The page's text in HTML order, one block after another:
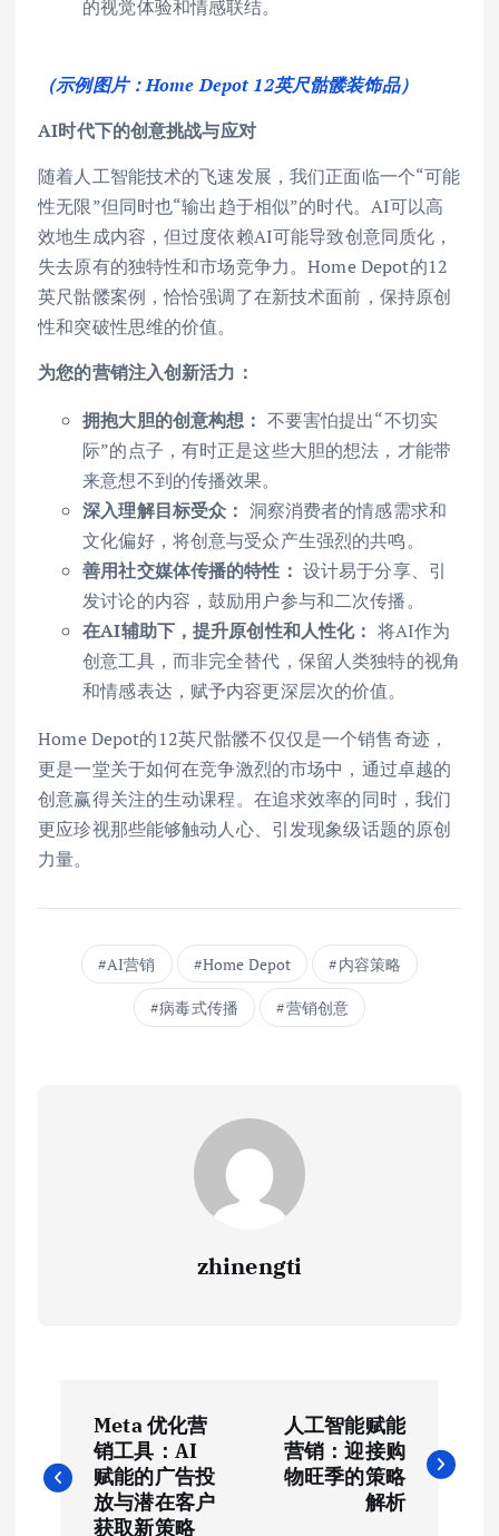
的视觉体验和情感联结。
（示例图片：Home Depot 12英尺骷髅装饰品）
AI时代下的创意挑战与应对
随着人工智能技术的飞速发展，我们正面临一个“可能
性无限”但同时也“输出趋于相似”的时代。AI可以高
效地生成内容，但过度依赖AI可能导致创意同质化，
失去原有的独特性和市场竞争力。Home Depot的12
英尺骷髅案例，恰恰强调了在新技术面前，保持原创
性和突破性思维的价值。
为您的营销注入创新活力：
拥抱大胆的创意构想： 不要害怕提出“不切实
际”的点子，有时正是这些大胆的想法，才能带
来意想不到的传播效果。
深入理解目标受众： 洞察消费者的情感需求和
文化偏好，将创意与受众产生强烈的共鸣。
善用社交媒体传播的特性： 设计易于分享、引
发讨论的内容，鼓励用户参与和二次传播。
在AI辅助下，提升原创性和人性化： 将AI作为
创意工具，而非完全替代，保留人类独特的视角
和情感表达，赋予内容更深层次的价值。
Home Depot的12英尺骷髅不仅仅是一个销售奇迹，
更是一堂关于如何在竞争激烈的市场中，通过卓越的
创意赢得关注的生动课程。在追求效率的同时，我们
更应珍视那些能够触动人心、引发现象级话题的原创
力量。
AI营销 Home Depot 内容策略
病毒式传播 营销创意
zhinengti
章
Meta 优化营
销工具：AI
赋能的广告投
放与潜在客户
获取新策略
人工智能赋能
营销：迎接购
物旺季的策略
解析